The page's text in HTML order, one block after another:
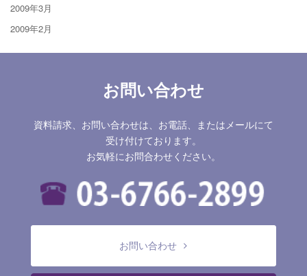
2009年3月
2009年2月
お問い合わせ
資料請求、お問い合わせは、お電話、またはメールにて
受け付けております。
お気軽にお問合わせください。
お問い合わせ